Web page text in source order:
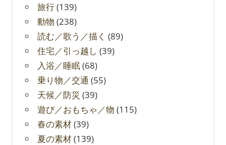
旅行(139)
動物 (238)
読む／歌う／描く (89)
住宅／引っ越し (39)
入浴／睡眠(68)
乗り物／交通 (55)
天候／防災 (39)
遊び／おもちゃ／物 (115)
春の素材(39)
夏の素材(139)